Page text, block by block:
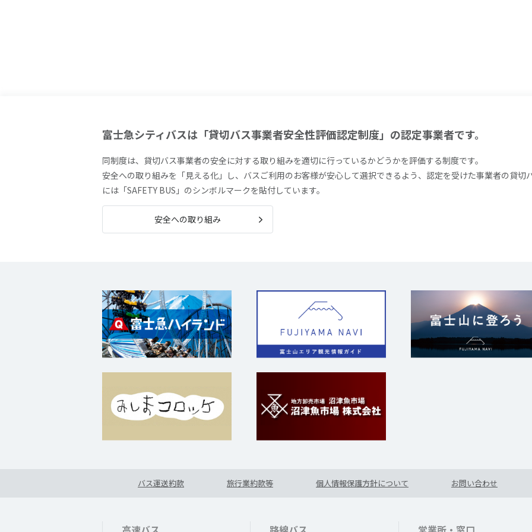
富士急シティバスは「貸切バス事業者安全性評価認定制度」の認定事業者です。
同制度は、貸切バス事業者の安全に対する取り組みを適切に行っているかどうかを評価する制度です。
安全への取り組みを「見える化」し、バスご利用のお客様が安心して選択できるよう、認定を受けた事業者の貸切
には「SAFETY BUS」のシンボルマークを貼付しています。
安全への取り組み
バス運送約款 旅行業約款等 個人情報保護方針について お問い合わせ